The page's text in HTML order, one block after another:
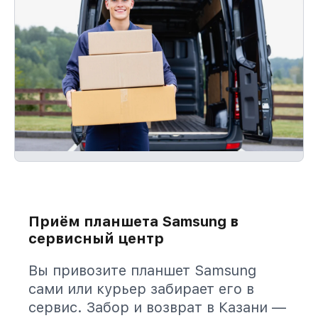
Приём планшета Samsung в
сервисный центр
Вы привозите планшет Samsung
сами или курьер забирает его в
сервис. Забор и возврат в Казани —